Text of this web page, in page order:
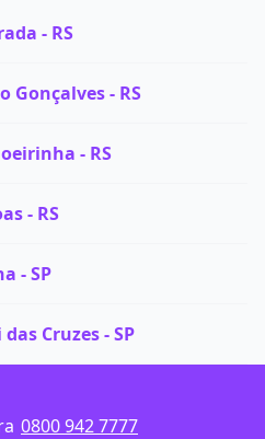
- RS
Gonçalves - RS
- RS
- RS
- SP
Cruzes - SP
0800 942 7777